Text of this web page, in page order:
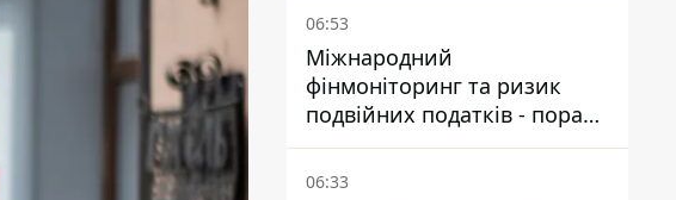
06:53
Міжнародний
фінмоніторинг та ризик
подвійних податків - поради
українцям в Польщі
06:33